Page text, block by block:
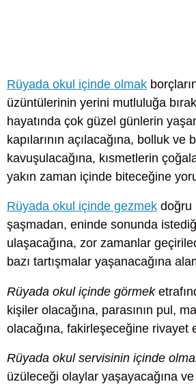
Rüyada okul içinde olmak
üzüntülerinin yerini mutluluğa
hayatında çok güzel günlerin
kapılarının açılacağına, bolluk ve
kavuşulacağına, kısmetlerin
yakın zaman içinde biteceğine
Rüyada okul içinde gezmek doğru
şaşmadan, eninde sonunda
ulaşacağına, zor zamanlar
bazı tartışmalar yaşanacağına
Rüyada okul içinde görmek
kişiler olacağına, parasının pul,
olacağına, fakirleşeceğine rivayet
Rüyada okul servisinin içinde
üzüleceği olaylar yaşayacağına